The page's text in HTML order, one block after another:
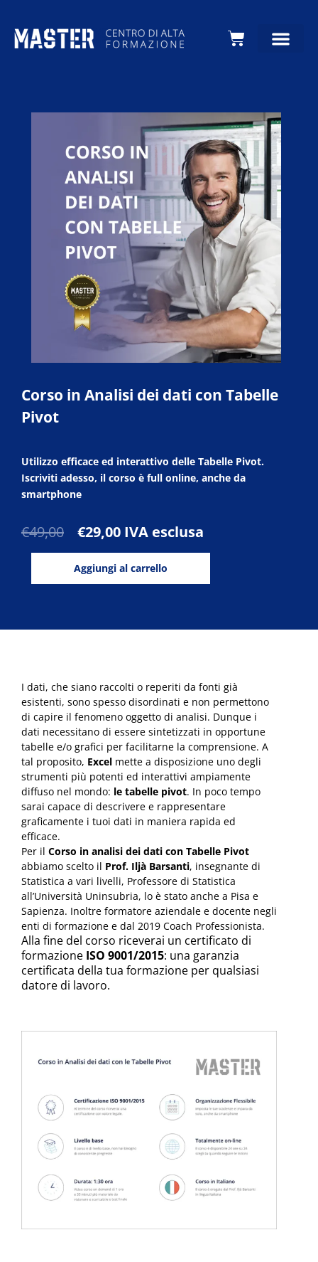
Carrello
Corso in Analisi dei dati con Tabelle
Pivot
Utilizzo efficace ed interattivo delle Tabelle Pivot.
Iscriviti adesso, il corso è full online, anche da
smartphone
€49,00
Il
originale
era:
€29,00Il
attuale
è:
IVA esclusa
quantità
Aggiungi al carrello
I dati, che siano raccolti o reperiti da fonti già
esistenti, sono spesso disordinati e non permettono
di capire il fenomeno oggetto di analisi. Dunque i
dati necessitano di essere sintetizzati in opportune
tabelle e/o grafici per facilitarne la comprensione. A
tal proposito, Excel mette a disposizione uno degli
strumenti più potenti ed interattivi ampiamente
diffuso nel mondo: le tabelle pivot. In poco tempo
sarai capace di descrivere e rappresentare
graficamente i tuoi dati in maniera rapida ed
efficace.
Per il Corso in analisi dei dati con Tabelle Pivot
abbiamo scelto il Prof. Iljà Barsanti, insegnante di
Statistica a vari livelli, Professore di Statistica
all’Università Uninsubria, lo è stato anche a Pisa e
Sapienza. Inoltre formatore aziendale e docente negli
enti di formazione e dal 2019 Coach Professionista.
Alla fine del corso riceverai un certificato di
formazione ISO 9001/2015: una garanzia
certificata della tua formazione per qualsiasi
datore di lavoro.